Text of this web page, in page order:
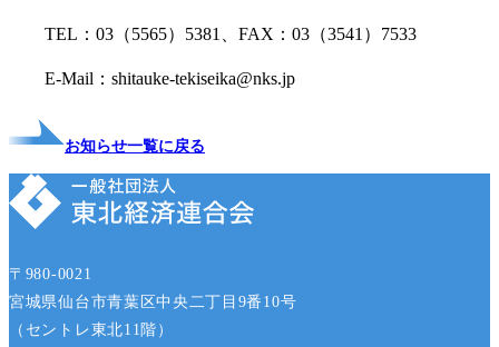
TEL：03（5565）5381、FAX：03（3541）7533
E-Mail：shitauke-tekiseika@nks.jp
お知らせ一覧に戻る
〒980-0021
宮城県仙台市青葉区中央二丁目9番10号
（セントレ東北11階）